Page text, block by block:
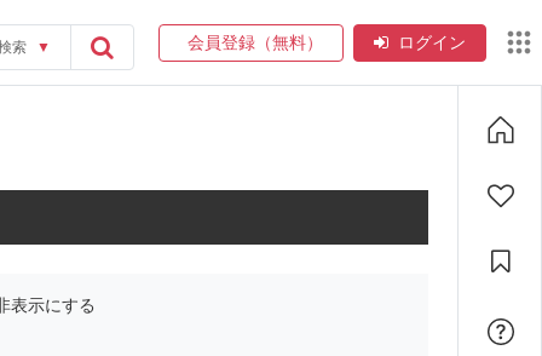
索 ▼ 会員登録（無料） ログイン
表示にする